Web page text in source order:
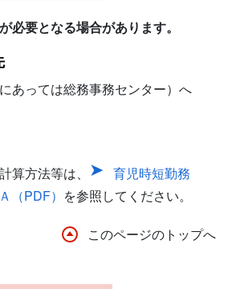
必要となる場合があります。
あっては総務事務センター）へ
算方法等は、
育児時短勤務
（PDF） を参照してください。
このページのトップへ